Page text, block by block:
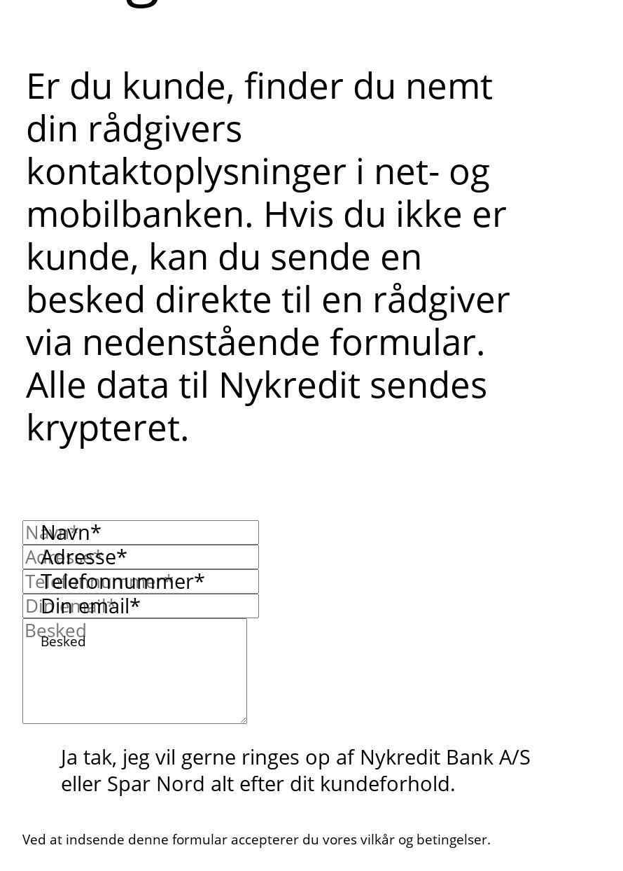
Er du kunde, finder du nemt
din rådgivers
kontaktoplysninger i net- og
mobilbanken. Hvis du ikke er
kunde, kan du sende en
besked direkte til en rådgiver
via nedenstående formular.
Alle data til Nykredit sendes
krypteret.
Navn*
Adresse*
Telefonnummer*
Din email*
Besked
Ja tak, jeg vil gerne ringes op af Nykredit Bank A/S
eller Spar Nord alt efter dit kundeforhold.
Ved at indsende denne formular accepterer du vores vilkår og betingelser.